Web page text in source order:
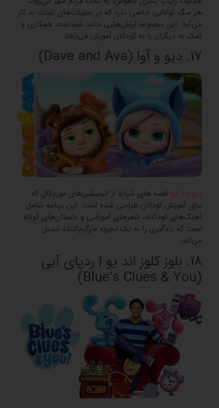
هر سگ توانایی خاصی دارد که در عملیات‌های نجات به کار
می‌آید. این مجموعه ارزش‌هایی مانند شجاعت، همکاری و
کمک به دیگران را به کودکان آموزش می‌دهد.
17. دیو و آوا (Dave and Ava)
دیو اند آوا قصه های شبانه از انیمیشن‌های موزیکال که
برای آموزش کودکان طراحی شده است. این برنامه شامل
آهنگ‌های کودکانه، شعرهای آموزشی و داستان‌های کوتاه
است که یادگیری را به یک تجربه سرگرم‌کننده تبدیل
می‌کند.
18. بلوز کلوز اند یو | ردپای آبی
(Blue’s Clues & You)